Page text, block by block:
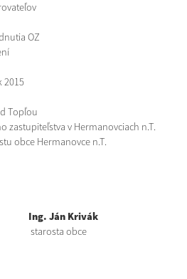
OZ
2015
Topľou
zastupiteľstva v Hermanovciach n.T.
obce Hermanovce n.T.
Krivák
starosta obce